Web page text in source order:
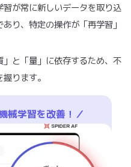
が常に新しいデータを取り込
り、特定の操作が「再学習」
と「量」に依存するため、不
ります。
械学習を改善！／